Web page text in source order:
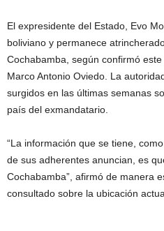
El expresidente del Estado, Evo
boliviano y permanece
Cochabamba, según confirmó
Marco Antonio Oviedo. La
surgidos en las últimas semanas
país del exmandatario.
“La información que se tiene,
de sus adherentes anuncian, es
Cochabamba”, afirmó de manera
consultado sobre la ubicación